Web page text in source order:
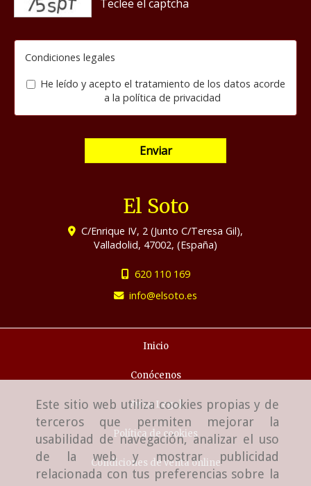
Este sitio web utiliza cookies propias y de
terceros que permiten mejorar la
usabilidad de navegación, analizar el uso
de la web y mostrar publicidad
relacionada con tus preferencias sobre la
Condiciones legales
He leído y acepto el tratamiento de los datos acorde
a la política de privacidad
Enviar
El Soto
C/Enrique IV, 2 (Junto C/Teresa Gil),
Valladolid, 47002, (España)
620 110 169
info
elsoto.es
Inicio
Conócenos
Aviso Legal
Política de cookies
Condiciones de venta online